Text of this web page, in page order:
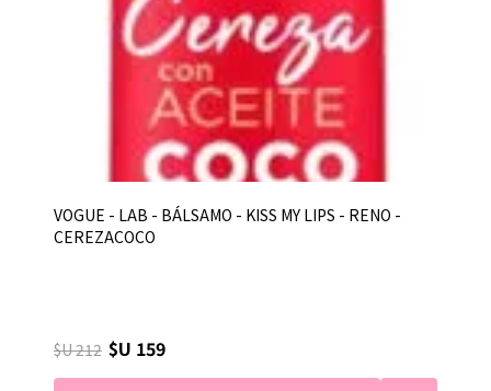
VOGUE - LAB - BÁLSAMO - KISS MY LIPS - RENO -
CEREZACOCO
$U 212 $U 159